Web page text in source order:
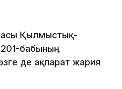
Қылмыстық-
201-бабының
де ақпарат жария